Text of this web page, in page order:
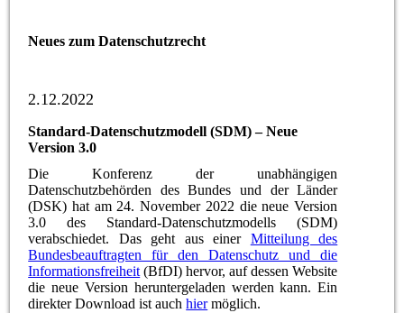
Neues zum Datenschutzrecht
2.12.2022
Standard-Datenschutzmodell (SDM) – Neue
Version 3.0
Die Konferenz der unabhängigen
Datenschutzbehörden des Bundes und der Länder
(DSK) hat am 24. November 2022 die neue Version
3.0 des Standard-Datenschutzmodells (SDM)
verabschiedet. Das geht aus einer Mitteilung des
Bundesbeauftragten für den Datenschutz und die
Informationsfreiheit (BfDI) hervor, auf dessen Website
die neue Version heruntergeladen werden kann. Ein
direkter Download ist auchhiermöglich.